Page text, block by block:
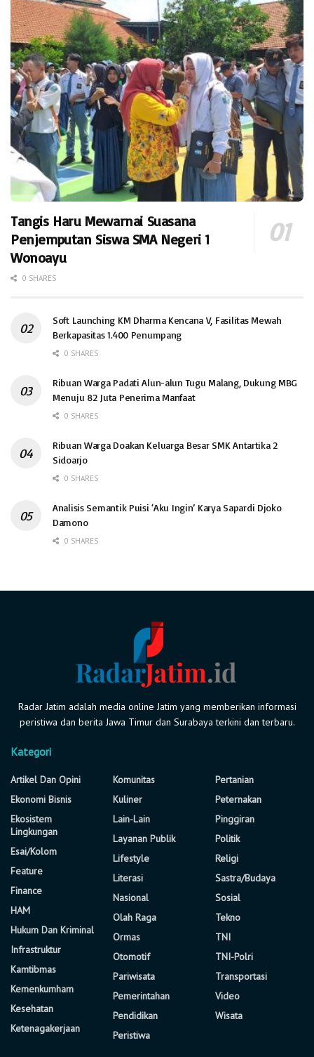
Tangis Haru Mewarnai Suasana
Penjemputan Siswa SMA Negeri 1
Wonoayu
0 SHARES
Soft Launching KM Dharma Kencana V, Fasilitas Mewah
Berkapasitas 1.400 Penumpang
0 SHARES
Ribuan Warga Padati Alun-alun Tugu Malang, Dukung MBG
Menuju 82 Juta Penerima Manfaat
0 SHARES
Ribuan Warga Doakan Keluarga Besar SMK Antartika 2
Sidoarjo
0 SHARES
Analisis Semantik Puisi ‘Aku Ingin’ Karya Sapardi Djoko
Damono
0 SHARES
Radar Jatim adalah media online Jatim yang memberikan informasi
peristiwa dan berita Jawa Timur dan Surabaya terkini dan terbaru.
Kategori
Artikel Dan Opini
Ekonomi Bisnis
Ekosistem
Lingkungan
Esai/Kolom
Feature
Finance
HAM
Hukum Dan Kriminal
Infrastruktur
Kamtibmas
Kemenkumham
Kesehatan
Ketenagakerjaan
Komunitas
Kuliner
Lain-Lain
Layanan Publik
Lifestyle
Literasi
Nasional
Olah Raga
Ormas
Otomotif
Pariwisata
Pemerintahan
Pendidikan
Peristiwa
Pertanian
Peternakan
Pinggiran
Politik
Religi
Sastra/Budaya
Sosial
Tekno
TNI
TNI-Polri
Transportasi
Video
Wisata